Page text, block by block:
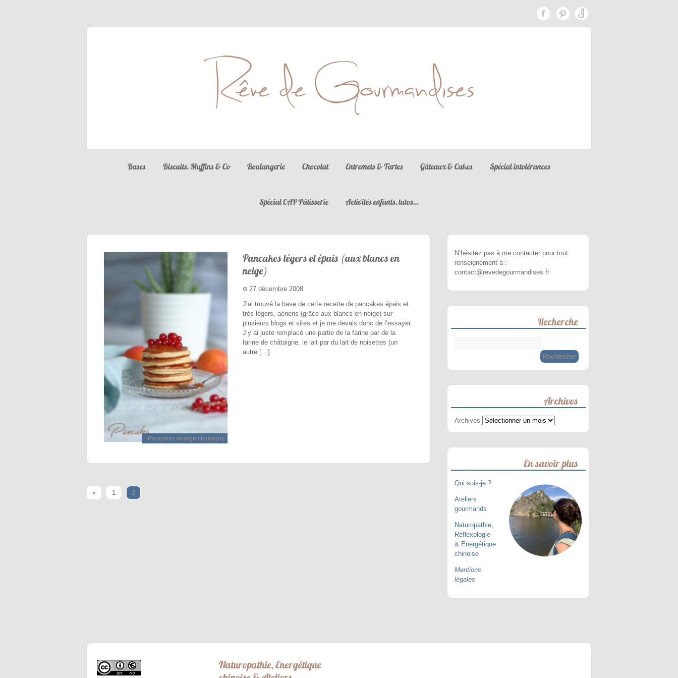
Bases Biscuits, Muffins & Co Boulangerie Chocolat Entremets & Tartes Gâteaux & Cakes Spécial intolérances
Spécial CAP Pâtisserie Activités enfants, tutos…
+Pancakes orange chataigne
Pancakes légers et épais (aux blancs en
neige)
27 décembre 2008
J’ai trouvé la base de cette recette de pancakes épais et
très légers, aériens (grâce aux blancs en neige) sur
plusieurs blogs et sites et je me devais donc de l’essayer.
J’y ai juste remplacé une partie de la farine par de la
farine de châtaigne, le lait par du lait de noisettes (un
autre […]
« 1 2
N’hésitez pas à me contacter pour tout
renseignement à :
contact@revedegourmandises.fr
Recherche
Archives
Archives
En savoir plus
Qui suis-je ?
Ateliers
gourmands
Naturopathie,
Réflexologie
& Energétique
chinoise
Mentions
légales
Naturopathie, Energétique